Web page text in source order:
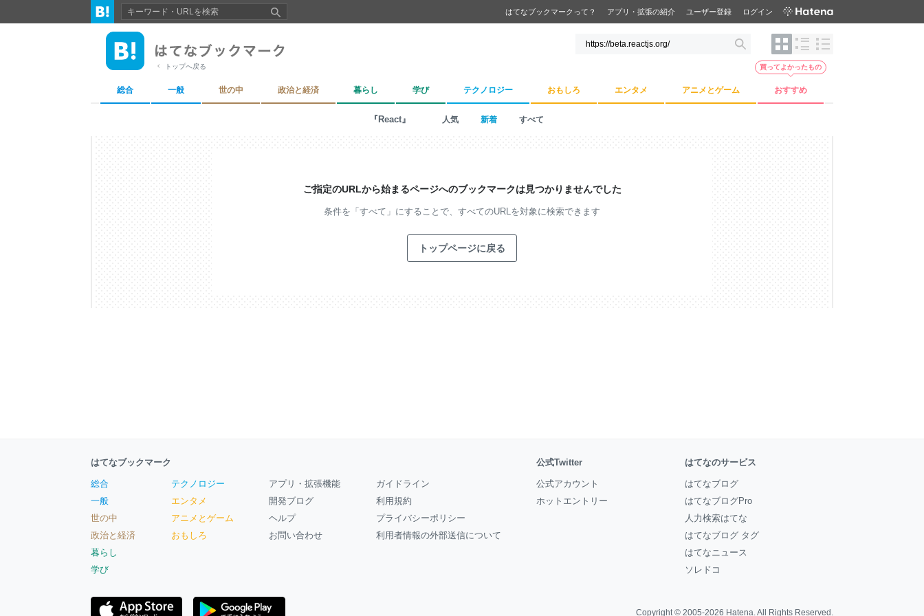
はてなブックマークって？ アプリ・拡張の紹介 ユーザー登録 ログイン
トップへ戻る
総合 一般 世の中 政治と経済 暮らし 学び テクノロジー おもしろ エンタメ アニメとゲーム おすすめ
買ってよかったもの
『React』 人気 新着 すべて
ご指定のURLから始まるページへのブックマークは見つかりませんでした
条件を「すべて」にすることで、 すべてのURLを対象に検索できます
トップページに戻る
はてなブックマーク
総合
一般
世の中
政治と経済
暮らし
学び
テクノロジー
エンタメ
アニメとゲーム
おもしろ
アプリ・拡張機能
開発ブログ
ヘルプ
お問い合わせ
ガイドライン
利用規約
プライバシーポリシー
利用者情報の外部送信について
公式Twitter
公式アカウント
ホットエントリー
はてなのサービス
はてなブログ
はてなブログPro
人力検索はてな
はてなブログ タグ
はてなニュース
ソレドコ
Copyright © 2005-2026 Hatena. All Rights Reserved.